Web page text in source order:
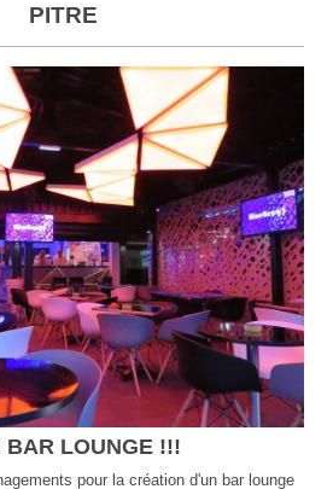
PITRE
BAR LOUNGE !!!
pour la création d'un bar lounge